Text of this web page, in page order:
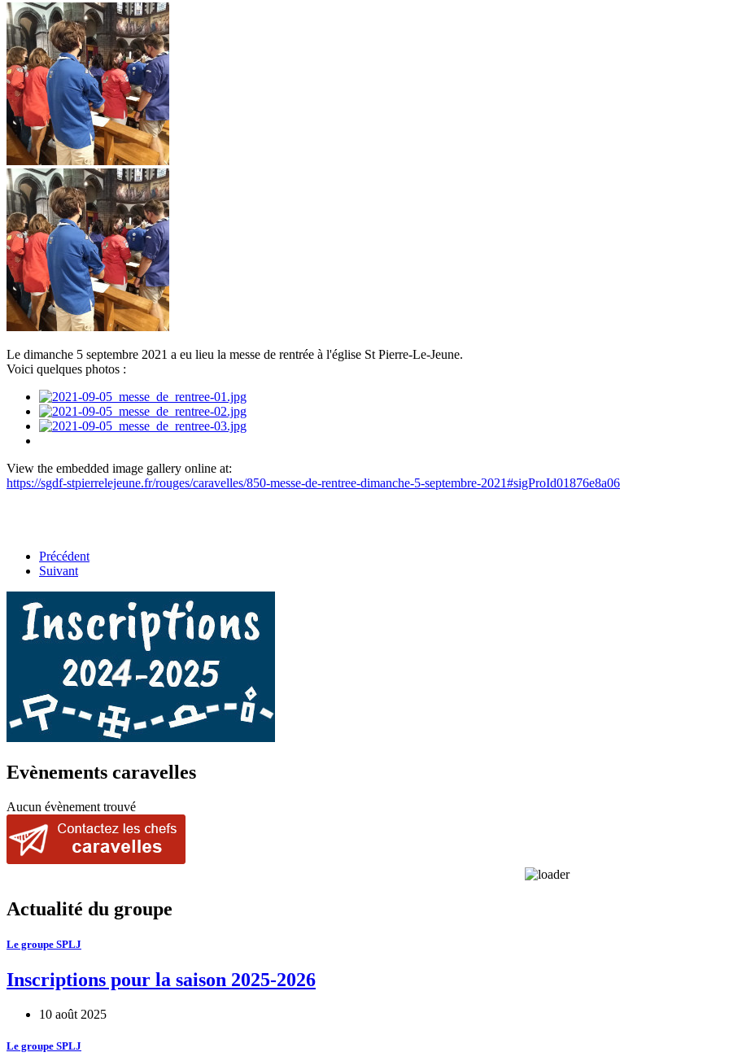
Le dimanche 5 septembre 2021 a eu lieu la messe de rentrée à l'église St Pierre-Le-Jeune.
Voici quelques photos :
View the embedded image gallery online at:
https://sgdf-stpierrelejeune.fr/rouges/caravelles/850-messe-de-rentree-dimanche-5-septembre-2021#sigProId01876e8a06
Précédent
Suivant
Evènements caravelles
Aucun évènement trouvé
Actualité du groupe
Le groupe SPLJ
Inscriptions pour la saison 2025-2026
10 août 2025
Le groupe SPLJ